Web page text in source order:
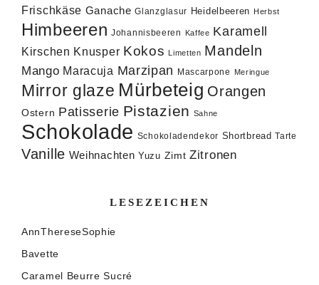
Frischkäse Ganache Glanzglasur Heidelbeeren Herbst
Himbeeren Johannisbeeren Kaffee Karamell
Kirschen Knusper Kokos Limetten Mandeln
Mango Maracuja Marzipan Mascarpone Meringue
Mirror glaze Mürbeteig Orangen
Ostern Patisserie Pistazien Sahne
Schokolade Schokoladendekor Shortbread Tarte
Vanille Weihnachten Yuzu Zimt Zitronen
LESEZEICHEN
AnnThereseSophie
Bavette
Caramel Beurre Sucré